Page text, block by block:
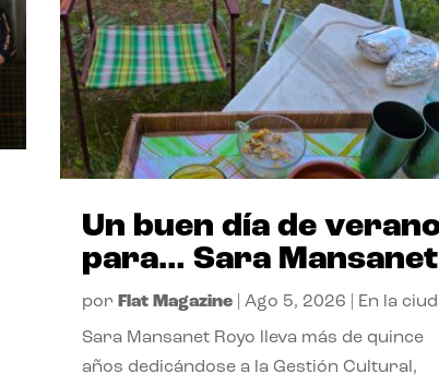
Un buen día de
para… Sara Mansanet
por Flat Magazine| Ago 5, 2026 En la
Sara Mansanet Royo lleva más de quince
años dedicándose a la Gestión Cultural,